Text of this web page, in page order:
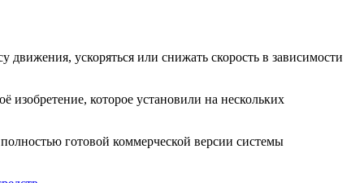
ускоряться или снижать скорость в зависимости
которое установили на нескольких
готовой коммерческой версии системы